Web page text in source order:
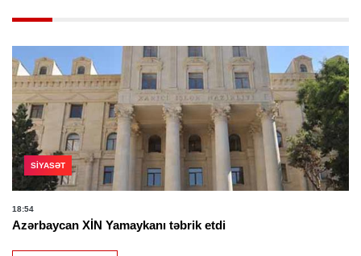
SIYASƏT
18:54
Azərbaycan XİN Yamaykanı təbrik etdi